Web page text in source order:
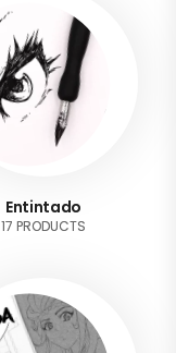
Entintado
17 PRODUCTS